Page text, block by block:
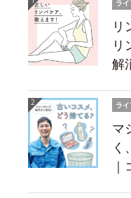
ラ
リ
リ
解
ラ
マ
く